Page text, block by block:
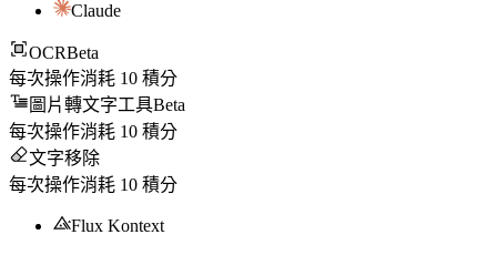
Claude
OCRBeta
每次操作消耗 10 積分
圖片轉文字工具Beta
每次操作消耗 10 積分
文字移除
每次操作消耗 10 積分
Flux Kontext